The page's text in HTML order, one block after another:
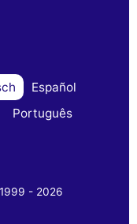
Español
Português
- 2026